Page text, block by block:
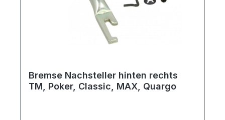
Bremse Nachsteller hinten rechts
TM, Poker, Classic, MAX, Quargo